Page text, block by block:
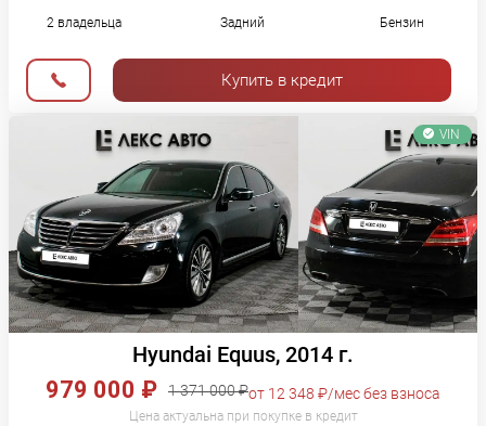
2 владельца Задний Бензин
Купить в кредит
VIN
Hyundai Equus, 2014 г.
979 000 ₽ 1 371 000 ₽от 12 348 ₽/мес без взноса
Цена актуальна при покупке в кредит